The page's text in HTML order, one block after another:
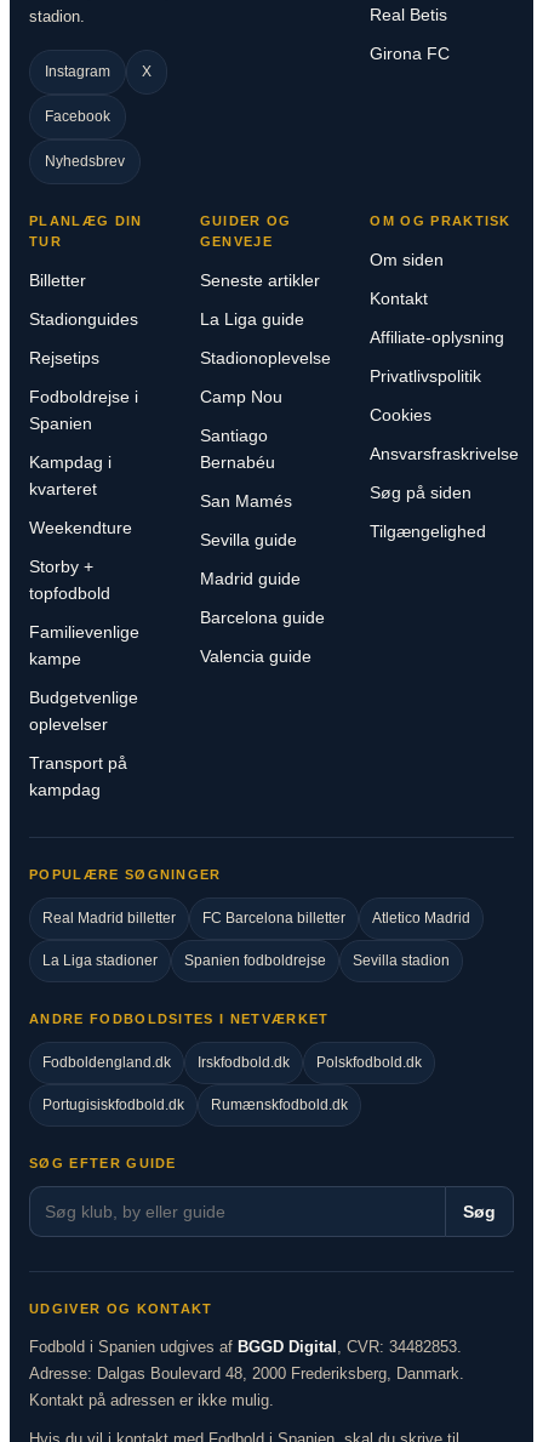
stadion.
Instagram X
Facebook
Nyhedsbrev
Real Betis
Girona FC
PLANLÆG DIN
TUR
Billetter
Stadionguides
Rejsetips
Fodboldrejse i
Spanien
Kampdag i
kvarteret
Weekendture
Storby +
topfodbold
Familievenlige
kampe
Budgetvenlige
oplevelser
Transport på
kampdag
GUIDER OG
GENVEJE
Seneste artikler
La Liga guide
Stadionoplevelse
Camp Nou
Santiago
Bernabéu
San Mamés
Sevilla guide
Madrid guide
Barcelona guide
Valencia guide
OM OG PRAKTISK
Om siden
Kontakt
Affiliate-oplysning
Privatlivspolitik
Cookies
Ansvarsfraskrivelse
Søg på siden
Tilgængelighed
POPULÆRE SØGNINGER
Real Madrid billetter FC Barcelona billetter Atletico Madrid
La Liga stadioner Spanien fodboldrejse Sevilla stadion
ANDRE FODBOLDSITES I NETVÆRKET
Fodboldengland.dk Irskfodbold.dk Polskfodbold.dk
Portugisiskfodbold.dk Rumænskfodbold.dk
SØG EFTER GUIDE
Søg
UDGIVER OG KONTAKT
Fodbold i Spanien udgives af BGGD Digital , CVR: 34482853.
Adresse: Dalgas Boulevard 48, 2000 Frederiksberg, Danmark.
Kontakt på adressen er ikke mulig.
Hvis du vil i kontakt med Fodbold i Spanien, skal du skrive til